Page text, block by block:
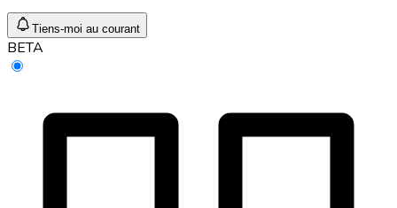
Tiens-moi au courant
BETA